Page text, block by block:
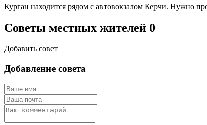
Курган находится рядом с автовокзалом Керчи. Нужно
Советы местных жителей 0
Добавить совет
Добавление совета